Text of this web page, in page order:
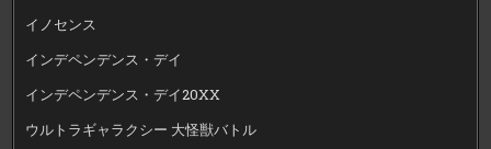
イノセンス
インデペンデンス・デイ
インデペンデンス・デイ20XX
ウルトラギャラクシー 大怪獣バトル